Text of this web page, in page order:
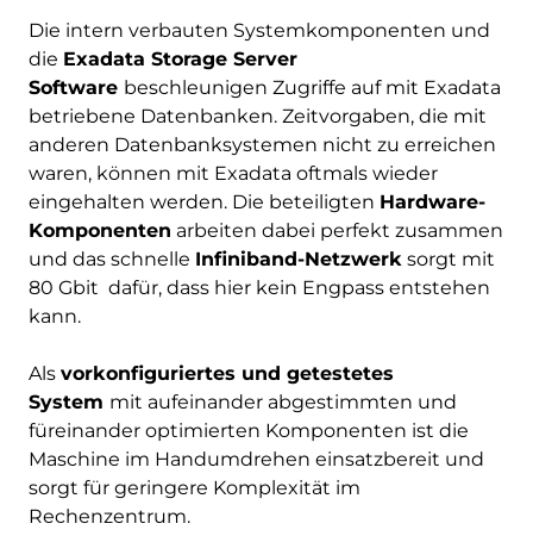
Die intern verbauten Systemkomponenten und
die Exadata Storage Server
Software beschleunigen Zugriffe auf mit Exadata
betriebene Datenbanken. Zeitvorgaben, die mit
anderen Datenbanksystemen nicht zu erreichen
waren, können mit Exadata oftmals wieder
eingehalten werden. Die beteiligten Hardware-
Komponenten arbeiten dabei perfekt zusammen
und das schnelle Infiniband-Netzwerk sorgt mit
80 Gbit dafür, dass hier kein Engpass entstehen
kann.
Als vorkonfiguriertes und getestetes
System mit aufeinander abgestimmten und
füreinander optimierten Komponenten ist die
Maschine im Handumdrehen einsatzbereit und
sorgt für geringere Komplexität im
Rechenzentrum.